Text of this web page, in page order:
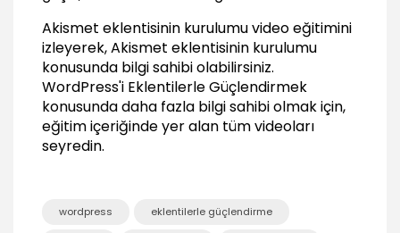
00:48
W3 Total Cache ile WordPress'i
Hızlandırmak
Eklenti kurulumu ve klasör izinlerinin
düzenlenmesi
02:37
W3 Total Cache ayarlarının yapılandırılması
Oluşturmak
Akismet eklentisinin kurulumu video eğitimini
izleyerek, Akismet eklentisinin kurulumu
konusunda bilgi sahibi olabilirsiniz.
WordPress'i Eklentilerle Güçlendirmek
konusunda daha fazla bilgi sahibi olmak için,
eğitim içeriğinde yer alan tüm videoları
seyredin.
wordpress eklentilerle güçlendirme